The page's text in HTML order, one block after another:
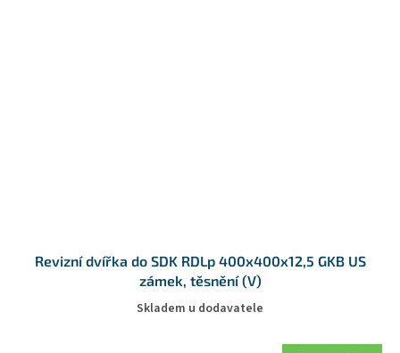
Revizní dvířka do SDK RDLp 400x400x12,5 GKB US
zámek, těsnění (V)
Skladem u dodavatele